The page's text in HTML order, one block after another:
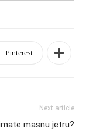
Pinterest
Next article
masnu jetru?